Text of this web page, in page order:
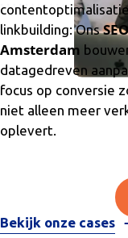
linkbuilding: Ons
Amsterdam
datagedreven
focus op conversie
niet alleen meer
oplevert.
Bekijk onze cases